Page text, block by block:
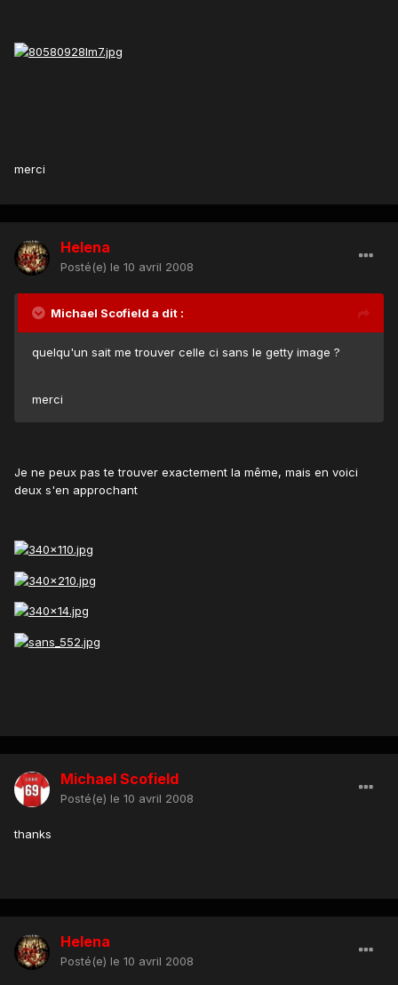
merci
Helena
Posté(e) le 10 avril 2008
Michael Scofield a dit :
quelqu'un sait me trouver celle ci sans le getty image ?
merci
Je ne peux pas te trouver exactement la même, mais en voici
deux s'en approchant
Michael Scofield
Posté(e) le 10 avril 2008
thanks
Helena
Posté(e) le 10 avril 2008